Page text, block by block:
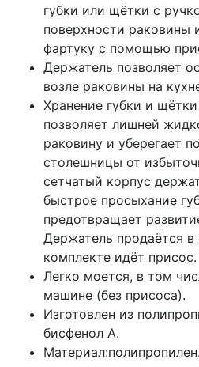
губки или щётки с
поверхности раковины
фартуку с помощью
Держатель позволяет
возле раковины на
Хранение губки и
позволяет лишней
раковину и уберегает
столешницы от
сетчатый корпус
быстрое просыхание
предотвращает
Держатель продаётся в
комплекте идёт присос.
Легко моется, в том
машине (без присоса).
Изготовлен из
бисфенол А.
Материал:полипропилен.